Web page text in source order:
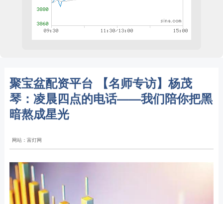
聚宝盆配资平台 【名师专访】杨茂
琴：凌晨四点的电话——我们陪你把黑
暗熬成星光
网站：富灯网